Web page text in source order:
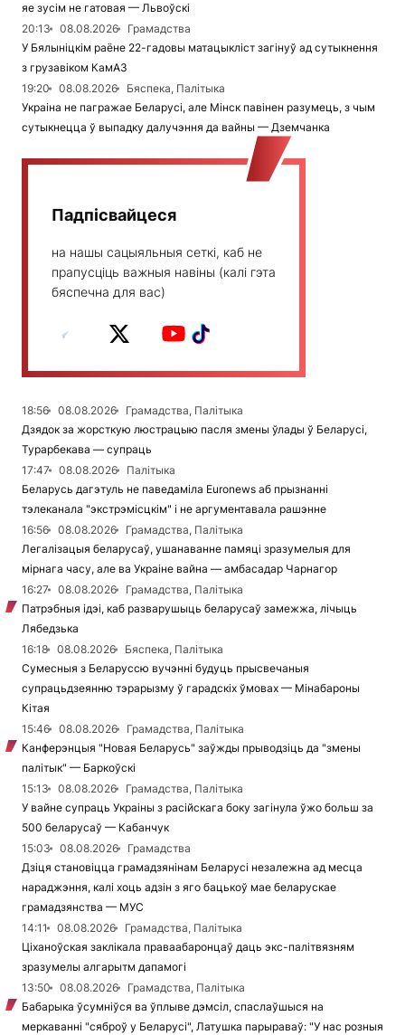
яе зусім не гатовая — Львоўскі
20:13
08.08.2026
Грамадства
У Бялыніцкім раёне 22-гадовы матацыкліст загінуў ад сутыкнення
з грузавіком КамАЗ
19:20
08.08.2026
Бяспека, Палітыка
Украіна не пагражае Беларусі, але Мінск павінен разумець, з чым
сутыкнецца ў выпадку далучэння да вайны — Дземчанка
Падпісвайцеся
на нашы сацыяльныя сеткі, каб не
прапусціць важныя навіны (калі гэта
бяспечна для вас)
18:56 08.08.2026
Грамадства, Палітыка
Дзядок за жорсткую люстрацыю пасля змены ўлады ў Беларусі,
Турарбекава — супраць
17:47
08.08.2026
Палітыка
Беларусь дагэтуль не паведаміла Euronews аб прызнанні
тэлеканала "экстрэмісцкім" і не аргументавала рашэнне
16:56
08.08.2026
Грамадства, Палітыка
Легалізацыя беларусаў, ушанаванне памяці зразумелыя для
мірнага часу, але ва Украіне вайна — амбасадар Чарнагор
16:27
08.08.2026
Грамадства, Палітыка
Патрэбныя ідэі, каб разварушыць беларусаў замежжа, лічыць
Лябедзька
16:18
08.08.2026
Бяспека, Палітыка
Сумесныя з Беларуссю вучэнні будуць прысвечаныя
супрацьдзеянню тэрарызму ў гарадскіх ўмовах — Мінабароны
Кітая
15:46
08.08.2026
Грамадства, Палітыка
Канферэнцыя "Новая Беларусь" заўжды прыводзіць да "змены
палітык" — Баркоўскі
15:13
08.08.2026
Грамадства, Палітыка
У вайне супраць Украіны з расійскага боку загінула ўжо больш за
500 беларусаў — Кабанчук
15:03
08.08.2026
Грамадства
Дзіця становіцца грамадзянінам Беларусі незалежна ад месца
нараджэння, калі хоць адзін з яго бацькоў мае беларускае
грамадзянства — МУС
14:11
08.08.2026
Грамадства, Палітыка
Ціханоўская заклікала праваабаронцаў даць экс-палітвязням
зразумелы алгарытм дапамогі
13:50
08.08.2026
Грамадства, Палітыка
Бабарыка ўсумніўся ва ўплыве дэмсіл, спаслаўшыся на
меркаванні "сяброў у Беларусі", Латушка парыраваў: "У нас розныя